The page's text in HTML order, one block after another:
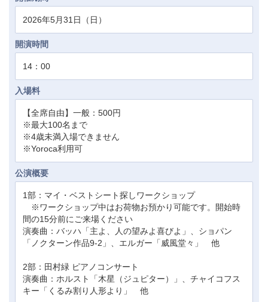
2026年5月31日（日）
開演時間
14：00
入場料
【全席自由】一般：500円
※最大100名まで
※4歳未満入場できません
※Yoroca利用可
公演概要
1部：マイ・ベストシート探しワークショップ
※ワークショップ中はお荷物お預かり可能です。開始時
間の15分前にご来場ください
演奏曲：バッハ「主よ、人の望みよ喜びよ」、ショパン
「ノクターン作品9-2」、エルガー「威風堂々」 他
2部：田村緑 ピアノコンサート
演奏曲：ホルスト「木星（ジュピター）」、チャイコフス
キー「くるみ割り人形より」 他